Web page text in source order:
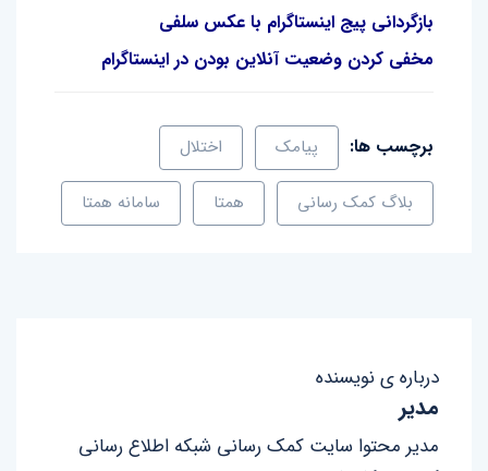
بازگردانی پیج اینستاگرام با عکس سلفی
مخفی کردن وضعیت آنلاین بودن در اینستاگرام
برچسب ها: پیامک اختلال
بلاگ کمک رسانی همتا سامانه همتا
درباره ی نویسنده
مدیر
مدیر محتوا سایت کمک رسانی شبکه اطلاع رسانی